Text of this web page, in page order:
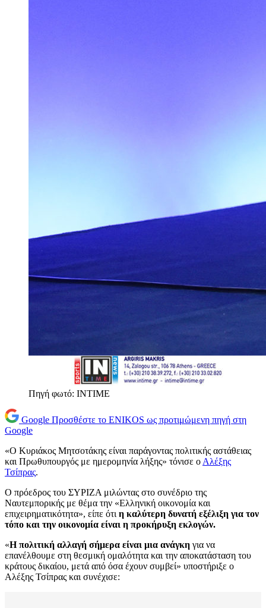
Πηγή φωτό: INTIME
Google Προσθέστε το ENIKOS ως προτιμώμενη πηγή στη
Google
«Ο Κυριάκος Μητσοτάκης είναι παράγοντας πολιτικής αστάθειας
και Πρωθυπουργός με ημερομηνία λήξης» τόνισε ο Αλέξης
Τσίπρας.
Ο πρόεδρος του ΣΥΡΙΖΑ μιλώντας στο συνέδριο της
Ναυτεμπορικής με θέμα την «Ελληνική οικονομία και
επιχειρηματικότητα», είπε ότι η καλύτερη δυνατή εξέλιξη για τον
τόπο και την οικονομία είναι η προκήρυξη εκλογών.
«Η πολιτική αλλαγή σήμερα είναι μια ανάγκη για να
επανέλθουμε στη θεσμική ομαλότητα και την αποκατάσταση του
κράτους δικαίου, μετά από όσα έχουν συμβεί» υποστήριξε ο
Αλέξης Τσίπρας και συνέχισε: